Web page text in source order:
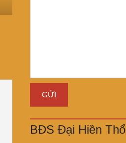
BĐS Đại Hiền Thổ